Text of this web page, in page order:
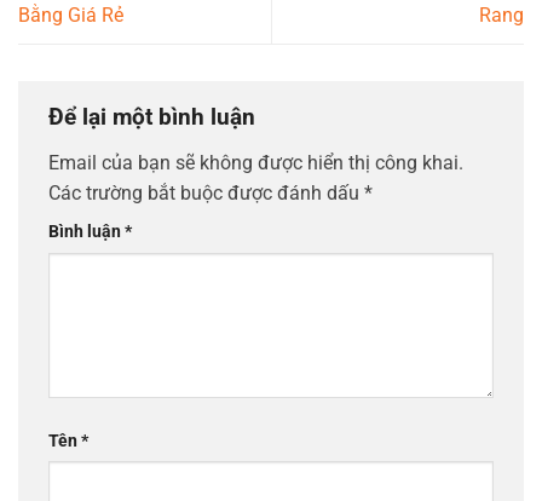
Bằng Giá Rẻ
Rang
Để lại một bình luận
Email của bạn sẽ không được hiển thị công khai.
Các trường bắt buộc được đánh dấu *
Bình luận*
Tên*